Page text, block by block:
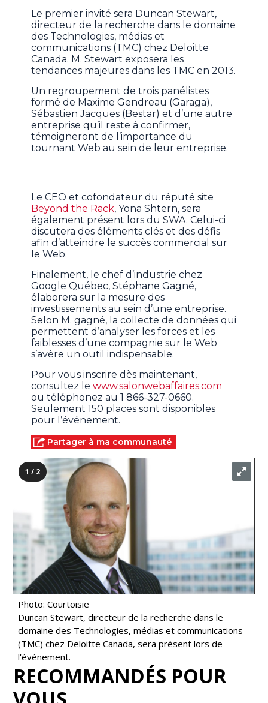
Le premier invité sera Duncan Stewart,
directeur de la recherche dans le domaine
des Technologies, médias et
communications (TMC) chez Deloitte
Canada. M. Stewart exposera les
tendances majeures dans les TMC en 2013.
Un regroupement de trois panélistes
formé de Maxime Gendreau (Garaga),
Sébastien Jacques (Bestar) et d’une autre
entreprise qu’il reste à confirmer,
témoigneront de l’importance du
tournant Web au sein de leur entreprise.
Le CEO et cofondateur du réputé site
Beyond the Rack, Yona Shtern, sera
également présent lors du SWA. Celui-ci
discutera des éléments clés et des défis
afin d’atteindre le succès commercial sur
le Web.
Finalement, le chef d’industrie chez
Google Québec, Stéphane Gagné,
élaborera sur la mesure des
investissements au sein d’une entreprise.
Selon M. gagné, la collecte de données qui
permettent d’analyser les forces et les
faiblesses d’une compagnie sur le Web
s’avère un outil indispensable.
Pour vous inscrire dès maintenant,
consultez lewww.salonwebaffaires.com
ou téléphonez au 1 866-327-0660.
Seulement 150 places sont disponibles
pour l’événement.
Partager à ma communauté
1 / 2
Photo: Courtoisie
Duncan Stewart, directeur de la recherche dans le
domaine des Technologies, médias et communications
(TMC) chez Deloitte Canada, sera présent lors de
l'événement.
RECOMMANDÉS POUR